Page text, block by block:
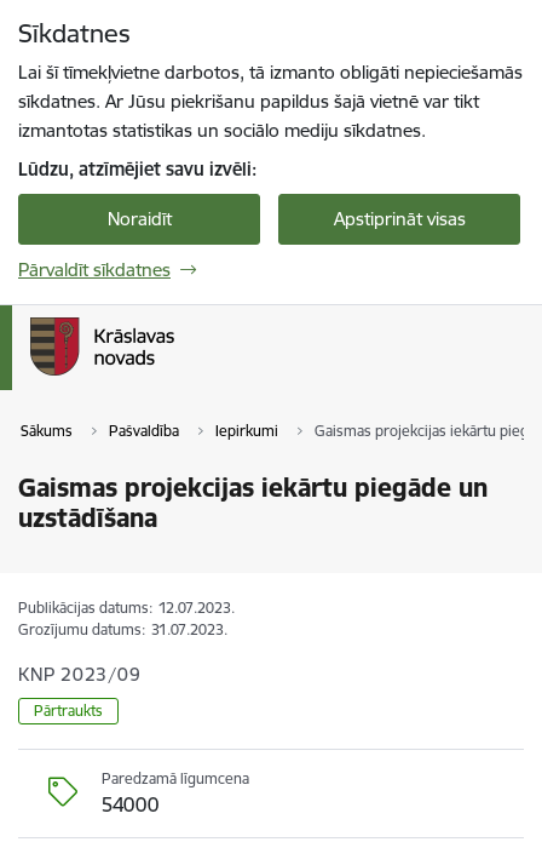
Sīkdatnes
Lai šī tīmekļvietne darbotos, tā izmanto obligāti nepieciešamās
sīkdatnes. Ar Jūsu piekrišanu papildus šajā vietnē var tikt
izmantotas statistikas un sociālo mediju sīkdatnes.
Lūdzu, atzīmējiet savu izvēli:
Noraidīt Apstiprināt visas
Pārvaldīt sīkdatnes
Sākums Pašvaldība Iepirkumi Gaismas projekcijas iekārtu
Gaismas projekcijas iekārtu piegāde un
uzstādīšana
Publikācijas datums: 12.07.2023.
Grozījumu datums: 31.07.2023.
KNP 2023/09
Pārtraukts
Paredzamā līgumcena
54000